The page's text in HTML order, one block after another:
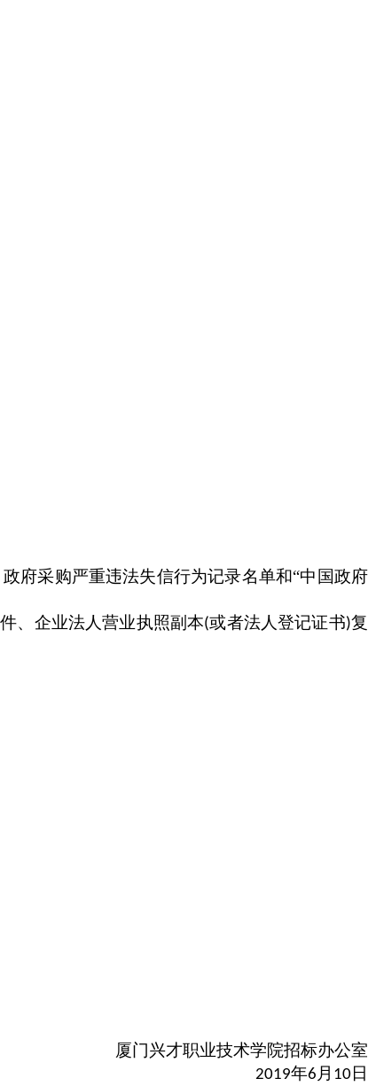
府采购严重违法失信行为记录名单和“中国政府
、企业法人营业执照副本(或者法人登记证书)复
厦门兴才职业技术学院招标办公室
2019年6 月 10 日